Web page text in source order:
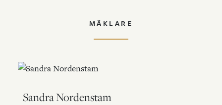
MÄKLARE
Sandra Nordenstam